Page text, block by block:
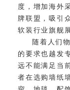
度，增加海外
牌联盟，吸引
软装行业旗舰
随着人们物
的要求也越发
远不能满足当
者在选购墙纸